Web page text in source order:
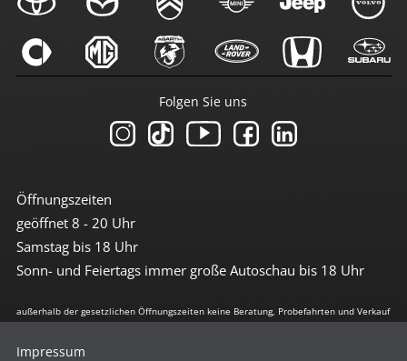
Öffnungszeiten
geöffnet 8 - 20 Uhr
Samstag bis 18 Uhr
Sonn- und Feiertags immer große Autoschau bis 18 Uhr
Folgen Sie uns
außerhalb der gesetzlichen Öffnungszeiten keine Beratung, Probefahrten und Verkauf
Impressum